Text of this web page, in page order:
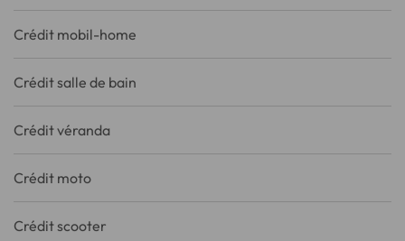
Crédit mobil-home
Crédit salle de bain
Crédit véranda
Crédit moto
Crédit scooter